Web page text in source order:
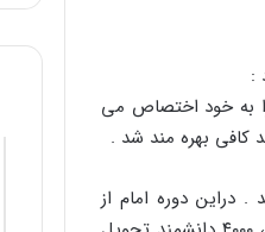
:
را به خود اختصاص می
ازسال ۱۱۴ هجری تا ۱۴۰ هجری می‌باشد . دراین دوره امام از